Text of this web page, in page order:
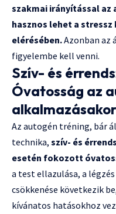
szakmai irányítással az
hasznos lehet a stressz
elérésében.Azonban az
figyelembe kell venni.
Szív- és
Óvatosság az
alkalmazásakor
Az autogén tréning, bár
technika, szív- és
esetén fokozott
a test ellazulása, a
csökkenése következik
kívánatos hatásokhoz